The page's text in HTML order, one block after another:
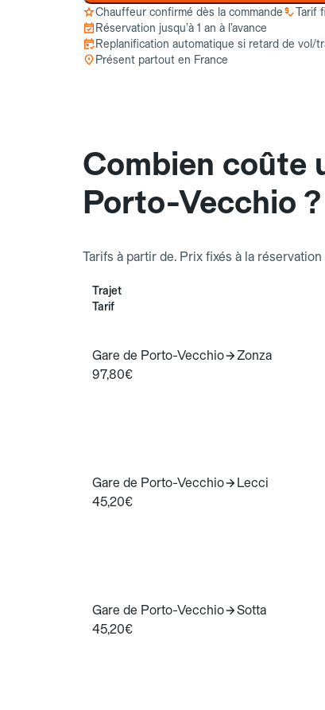
Chauffeur confirmé dès la commande
Tarif
Réservation jusqu’à 1 an à l’avance
Replanification automatique si retard de vol/
Présent partout en France
Combien coûte
Porto-Vecchio ?
Tarifs à partir de. Prix fixés à la
Trajet
Tarif
Gare de Porto-Vecchio
Zonza
97,80€
Gare de Porto-Vecchio
Lecci
45,20€
Gare de Porto-Vecchio
Sotta
45,20€